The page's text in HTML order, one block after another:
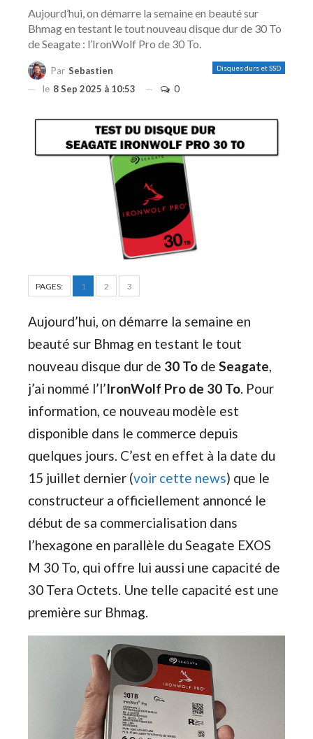
Aujourd’hui, on démarre la semaine en beauté sur
Bhmag en testant le tout nouveau disque dur de 30 To
de Seagate : l’IronWolf Pro de 30 To.
Disques durs et SSD
Par Sebastien
le 8 Sep 2025 à 10:53 0
PAGES: 1 2 3
Aujourd’hui, on démarre la semaine en
beauté sur Bhmag en testant le tout
nouveau disque dur de 30 To de Seagate,
j’ai nommé l’l’IronWolf Pro de 30 To. Pour
information, ce nouveau modèle est
disponible dans le commerce depuis
quelques jours. C’est en effet à la date du
15 juillet dernier (voir cette news) que le
constructeur a officiellement annoncé le
début de sa commercialisation dans
l’hexagone en parallèle du Seagate EXOS
M 30 To, qui offre lui aussi une capacité de
30 Tera Octets. Une telle capacité est une
première sur Bhmag.